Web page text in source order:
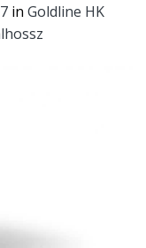
in Goldline HK